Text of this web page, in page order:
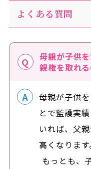
よくある質問
母親が子供
親権を取れ
母親が子供
とで監護実
いれば、父
高くなります
もっとも、